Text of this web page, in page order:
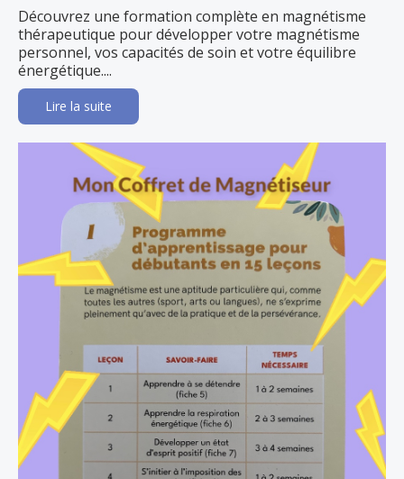
Découvrez une formation complète en magnétisme
thérapeutique pour développer votre magnétisme
personnel, vos capacités de soin et votre équilibre
énergétique....
Lire la suite